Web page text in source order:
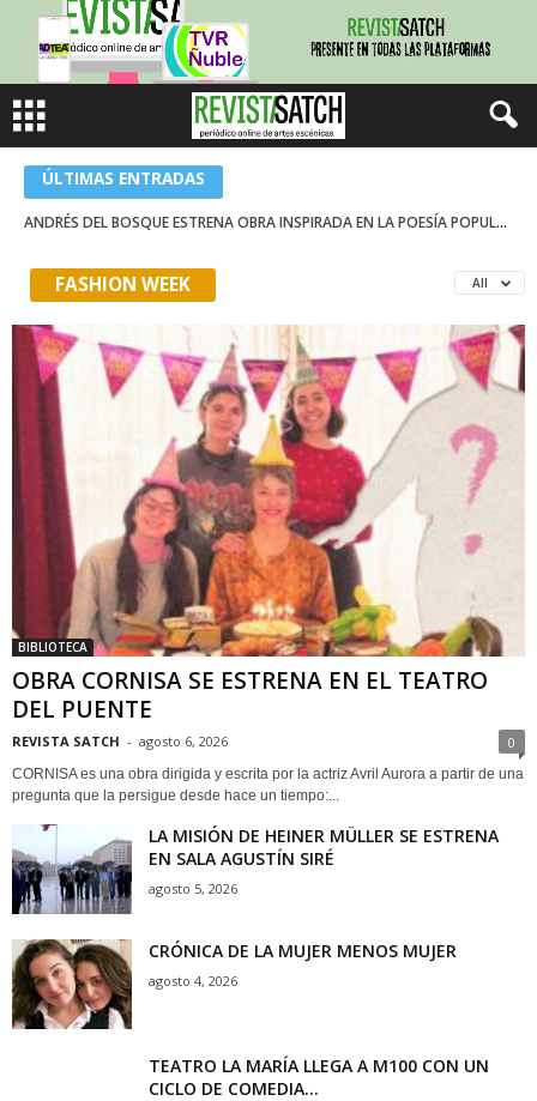
ÚLTIMAS ENTRADAS
ANDRÉS DEL BOSQUE ESTRENA OBRA INSPIRADA EN LA POESÍA POPULAR CHILENA
FASHION WEEK All
BIBLIOTECA
OBRA CORNISA SE ESTRENA EN EL TEATRO
DEL PUENTE
REVISTA SATCH - agosto 6, 2026 0
CORNISA es una obra dirigida y escrita por la actriz Avril Aurora a partir de una
pregunta que la persigue desde hace un tiempo:...
LA MISIÓN DE HEINER MÜLLER SE ESTRENA
EN SALA AGUSTÍN SIRÉ
agosto 5, 2026
CRÓNICA DE LA MUJER MENOS MUJER
agosto 4, 2026
TEATRO LA MARÍA LLEGA A M100 CON UN
CICLO DE COMEDIA...